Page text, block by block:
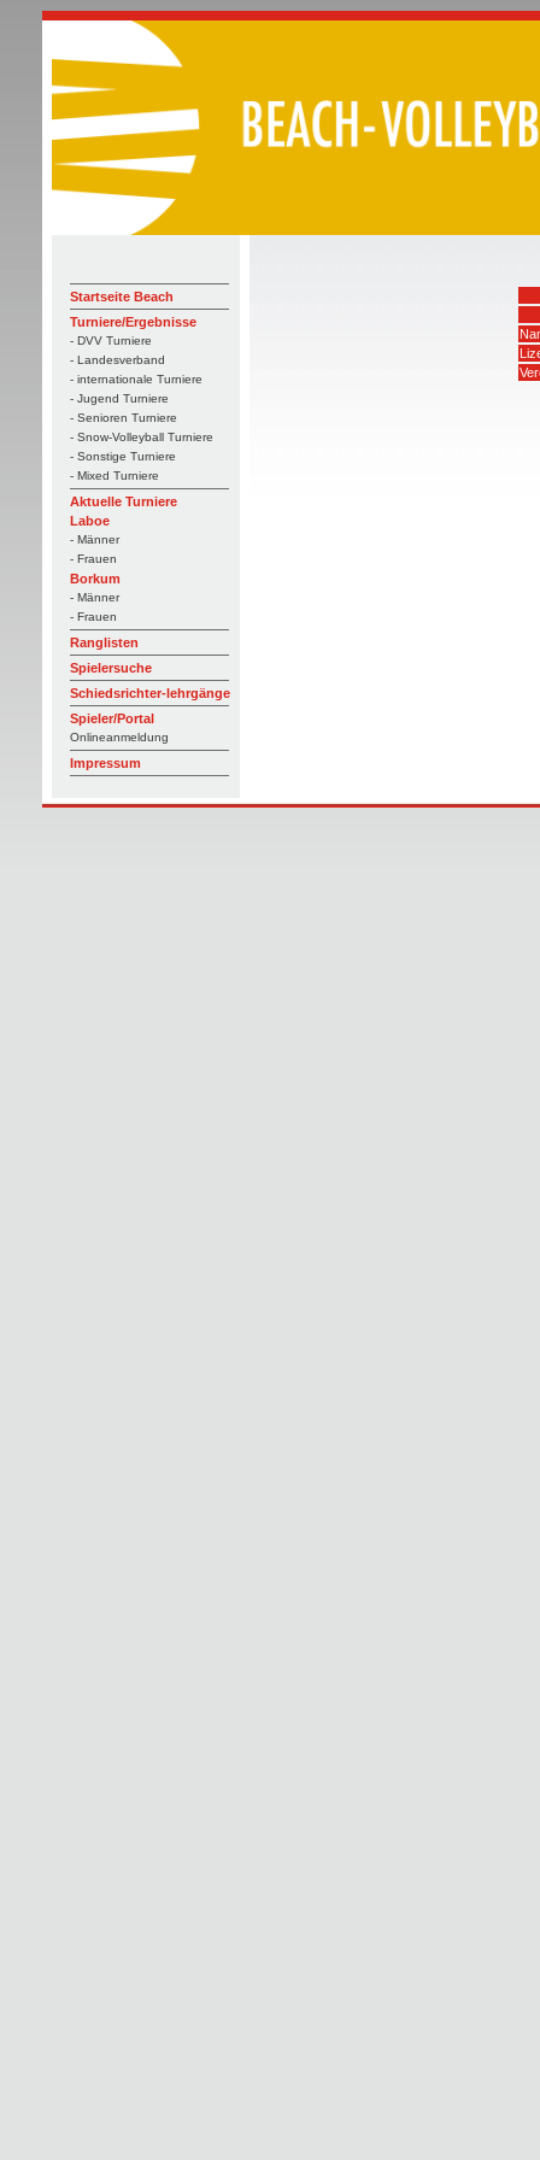
Startseite Beach
Turniere/Ergebnisse
- DVV Turniere
- Landesverband
- internationale Turniere
- Jugend Turniere
- Senioren Turniere
- Snow-Volleyball Turniere
- Sonstige Turniere
- Mixed Turniere
Aktuelle Turniere
Laboe
- Männer
- Frauen
Borkum
- Männer
- Frauen
Ranglisten
Spielersuche
Schiedsrichter-lehrgänge
Spieler/Portal
Onlineanmeldung
Impressum